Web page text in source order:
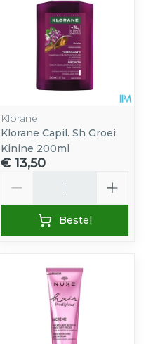
Klorane
Klorane Capil. Sh Groei
Kinine 200ml
€ 13,50
Bestel